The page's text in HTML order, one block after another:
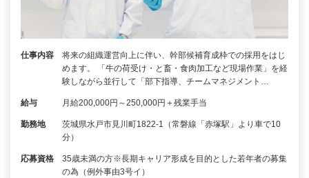
仕事内容
将来の組織運営向上に伴い、幹部候補育成枠での採用をはじ
めます。 「牛の荷受け・と畜・食肉加工など現場作業」を経
験しながら並行して「部下指導、チームマネジメント…
給与 月給200,000円～250,000円＋残業手当
勤務地
茨城県水戸市見川町1822-1（常磐線「赤塚駅」より車で10
分）
応募資格
35歳未満の方※長期キャリア形成を目的とした若年者の募集
の為（例外事由3号イ）